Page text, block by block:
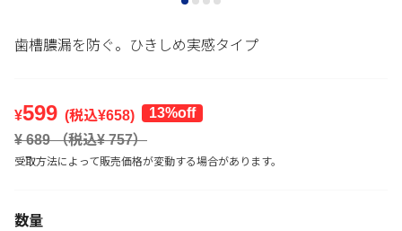
歯槽膿漏を防ぐ。ひきしめ実感タイプ
¥599 (税込¥658)
13%off
¥ 689（税込¥757）
受取方法によって販売価格が変動する場合があります。
数量